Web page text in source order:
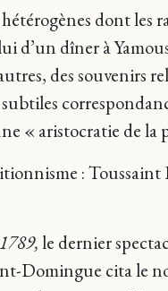
dont les
d’un dîner à
des souvenirs
« aristocratie de la
:
1789,le dernier
Domingue cita le